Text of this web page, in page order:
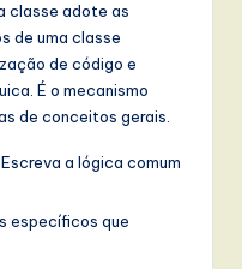
classe adote as
de uma classe
de código e
É o mecanismo
de conceitos gerais.
Escreva a lógica comum
específicos que